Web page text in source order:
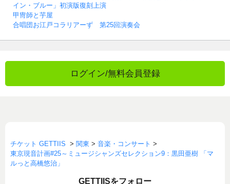
イン・ブルー」初演版復刻上演
甲冑師と芋屋
合唱団お江戸コラリアーず 第25回演奏会
ログイン/無料会員登録
チケット GETTIIS > 関東 > 音楽・コンサート >
東京現音計画#25～ミュージシャンズセレクション9：黒田亜樹 「マ
ルっと高橋悠治」
GETTIISをフォロー